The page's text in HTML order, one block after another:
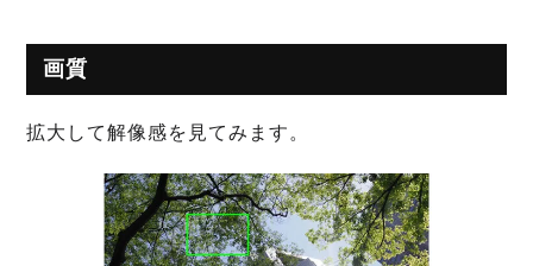
画質
拡大して解像感を見てみます。